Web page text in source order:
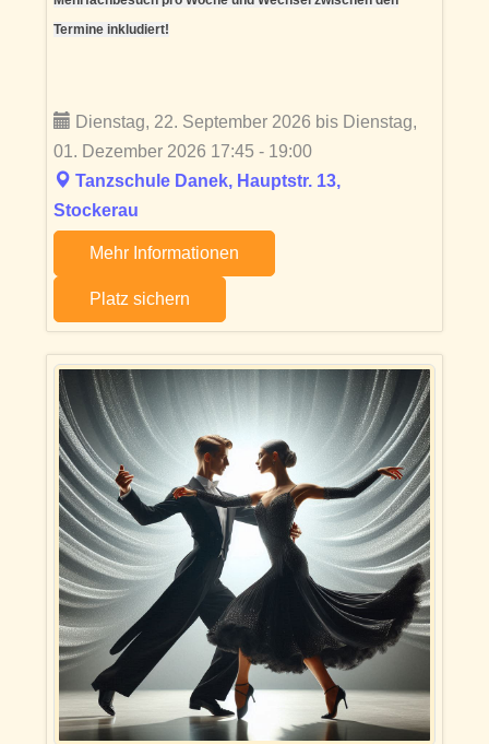
Termine inkludiert!
Dienstag, 22. September 2026 bis Dienstag,
01. Dezember 2026 17:45 - 19:00
Tanzschule Danek, Hauptstr. 13,
Stockerau
Mehr Informationen
Platz sichern